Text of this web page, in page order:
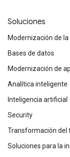
Soluciones
Modernización de
Bases de datos
Modernización de
Analítica inteligente
Inteligencia artificial
Security
Transformación del
Soluciones para la